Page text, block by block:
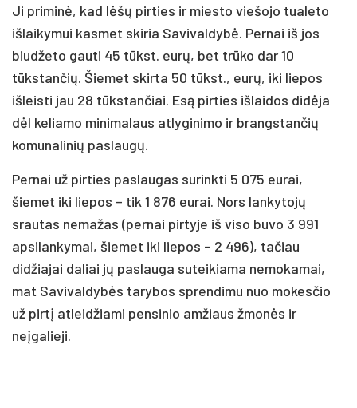
Ji priminė, kad lėšų pirties ir miesto viešojo tualeto
išlaikymui kasmet skiria Savivaldybė. Pernai iš jos
biudžeto gauti 45 tūkst. eurų, bet trūko dar 10
tūkstančių. Šiemet skirta 50 tūkst., eurų, iki liepos
išleisti jau 28 tūkstančiai. Esą pirties išlaidos didėja
dėl keliamo minimalaus atlyginimo ir brangstančių
komunalinių paslaugų.
Pernai už pirties paslaugas surinkti 5 075 eurai,
šiemet iki liepos – tik 1 876 eurai. Nors lankytojų
srautas nemažas (pernai pirtyje iš viso buvo 3 991
apsilankymai, šiemet iki liepos – 2 496), tačiau
didžiajai daliai jų paslauga suteikiama nemokamai,
mat Savivaldybės tarybos sprendimu nuo mokesčio
už pirtį atleidžiami pensinio amžiaus žmonės ir
neįgalieji.